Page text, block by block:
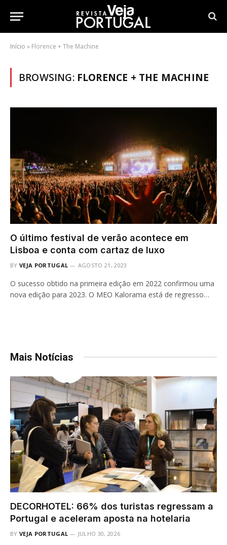
Início » Florence + The Machine
BROWSING: FLORENCE + THE MACHINE
O último festival de verão acontece em
Lisboa e conta com cartaz de luxo
BY VEJA PORTUGAL AGOSTO 21, 2023
O sucesso obtido na primeira edição em 2022 confirmou uma
nova edição para 2023. O MEO Kalorama está de regresso…
Mais Notícias
DECORHOTEL: 66% dos turistas regressam a
Portugal e aceleram aposta na hotelaria
BY VEJA PORTUGAL JULHO 30, 2026